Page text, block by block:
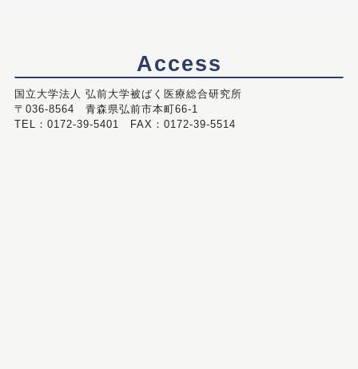
Access
国立大学法人 弘前大学被ばく医療総合研究所
〒036-8564 青森県弘前市本町66-1
TEL：0172-39-5401 FAX：0172-39-5514